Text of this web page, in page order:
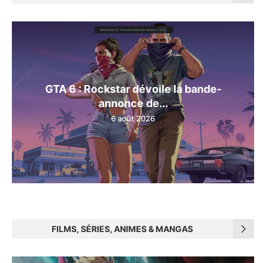
GTA 6 : Rockstar dévoile la bande-
annonce de...
6 août 2026
FILMS, SÉRIES, ANIMES & MANGAS